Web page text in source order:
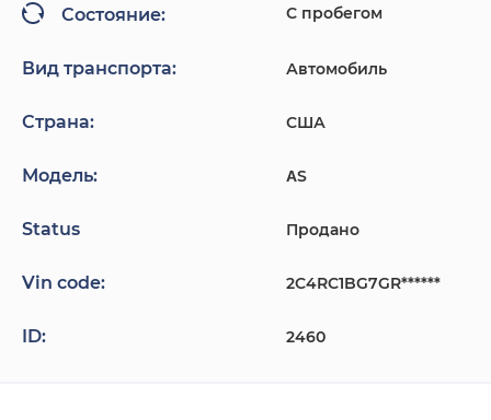
Состояние: С пробегом
Вид транспорта: Автомобиль
Страна: США
Модель: ΑS
Status Продано
Vin code: 2C4RC1BG7GR******
ID: 2460